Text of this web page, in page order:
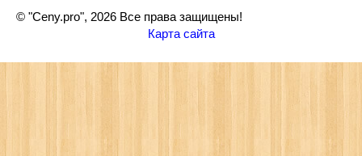
© "Ceny.pro", 2026 Все права защищены!
Карта сайта